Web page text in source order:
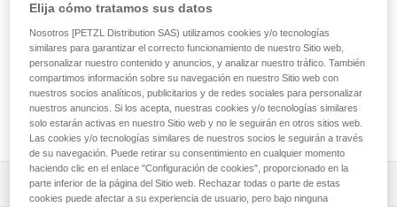
TAM TAM
Martillo para espeleología
Para la colocación manual de anclajes con burilador.
Descripción
Elija cómo tratamos sus datos
Nosotros [PETZL Distribution SAS) utilizamos cookies y/o tecnologías
similares para garantizar el correcto funcionamiento de nuestro Sitio web,
personalizar nuestro contenido y anuncios, y analizar nuestro tráfico. También
compartimos información sobre su navegación en nuestro Sitio web con
nuestros socios analíticos, publicitarios y de redes sociales para personalizar
nuestros anuncios. Si los acepta, nuestras cookies y/o tecnologías similares
solo estarán activas en nuestro Sitio web y no le seguirán en otros sitios web.
Las cookies y/o tecnologías similares de nuestros socios le seguirán a través
de su navegación. Puede retirar su consentimiento en cualquier momento
haciendo clic en el enlace "Configuración de cookies", proporcionado en la
parte inferior de la página del Sitio web. Rechazar todas o parte de estas
cookies puede afectar a su experiencia de usuario, pero bajo ninguna